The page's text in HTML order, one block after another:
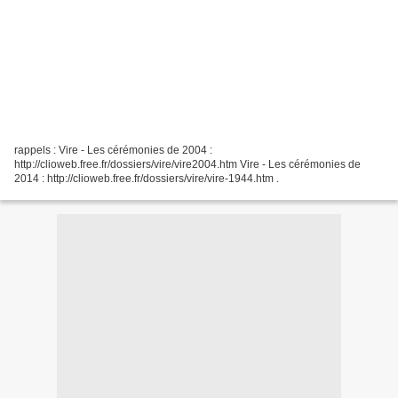
rappels : Vire - Les cérémonies de 2004 :
http://clioweb.free.fr/dossiers/vire/vire2004.htm Vire - Les cérémonies de
2014 : http://clioweb.free.fr/dossiers/vire/vire-1944.htm .